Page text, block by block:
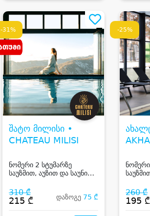
-31%
შატო მილისი •
CHATEAU MILISI
ნომერი 2 სტუმარზე
საუზმით, აუზით და საუნით
310 ₾
215 ₾ დაზოგე 75 ₾
-25%
260 ₾
195 ₾